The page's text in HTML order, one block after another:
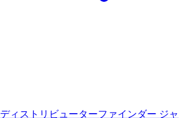
ディストリビューターファインダー ジャ